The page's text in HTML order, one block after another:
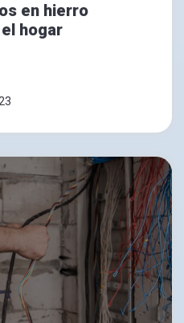
en hierro
hogar